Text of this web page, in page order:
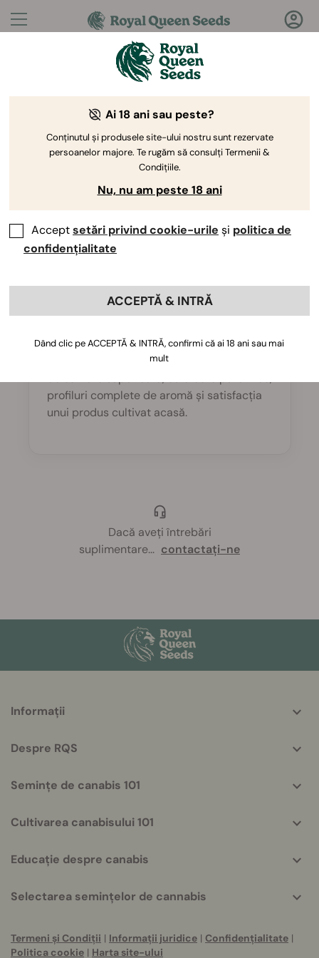
Întrebări?Răspunsuri!
Bine ați venit la Royal Queen Seeds Help Center
Help Center > Produse și
Cultivare > Semințe de THC
Back
Care sunt beneficiile cultivării
semințelor THC?
Cultivarea semințelor THC permite
utilizatorilor să cultive plante de canabis
profiluri complete de aromă și satisfacția
unui produs cultivat acasă.
Dacă aveți întrebări
suplimentare... contactați-ne
helpful
Informații
Despre RQS
Semințe de canabis 101
Cultivarea canabisului 101
Educație despre canabis
Selectarea semințelor de cannabis
Termeni și Condiții | Informații juridice | Confidențialitate |
Politica cookie | Harta site-ului
Ai 18 ani sau peste?
Conținutul și produsele site-ului nostru sunt rezervate
persoanelor majore. Te rugăm să consulți Termenii &
Condițiile.
Nu, nu am peste 18 ani
Acceptsetări privind cookie-urile și politica de
confidențialitate
ACCEPTĂ & INTRĂ
Dând clic pe ACCEPTĂ & INTRĂ, confirmi că ai 18 ani sau mai
mult